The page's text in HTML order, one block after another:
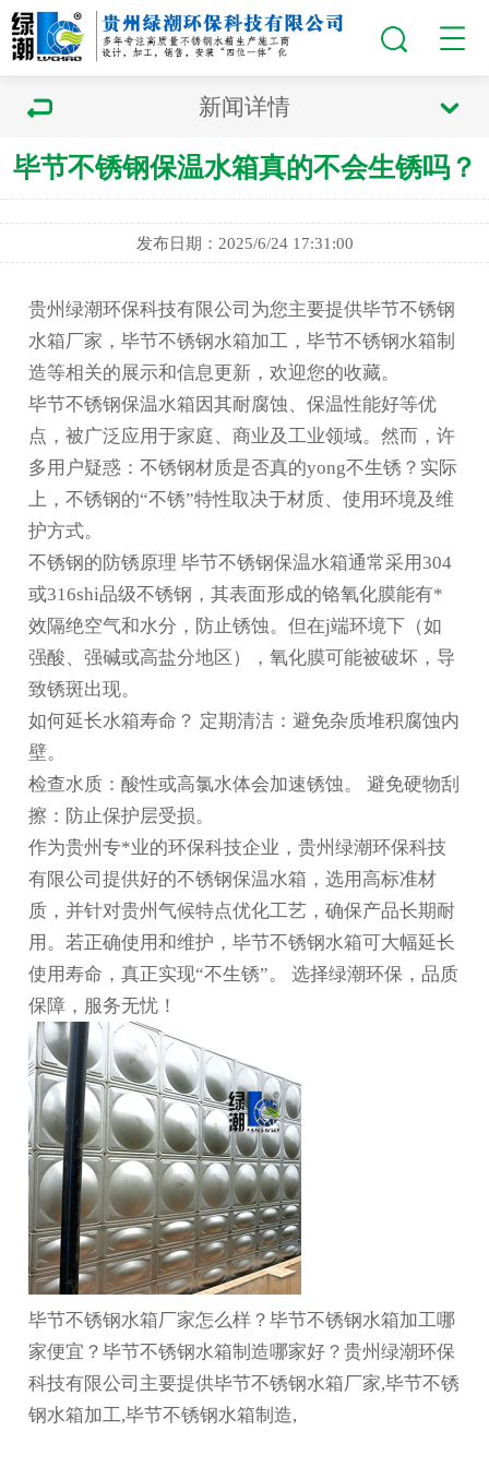
新闻详情
毕节不锈钢保温水箱真的不会生锈吗？
发布日期：2025/6/24 17:31:00
贵州绿潮环保科技有限公司为您主要提供毕节不锈钢
水箱厂家 ，毕节不锈钢水箱加工，毕节不锈钢水箱制
造等相关的展示和信息更新，欢迎您的收藏。
毕节不锈钢保温水箱因其耐腐蚀、保温性能好等优
点，被广泛应用于家庭、商业及工业领域。然而，许
多用户疑惑：不锈钢材质是否真的yong不生锈？实际
上，不锈钢的“不锈”特性取决于材质、使用环境及维
护方式。
不锈钢的防锈原理毕节不锈钢保温水箱通常采用304
或316shi品级不锈钢，其表面形成的铬氧化膜能有*
效隔绝空气和水分，防止锈蚀。但在j端环境下（如
强酸、强碱或高盐分地区），氧化膜可能被破坏，导
致锈斑出现。
如何延长水箱寿命？ 定期清洁：避免杂质堆积腐蚀内
壁。
检查水质：酸性或高氯水体会加速锈蚀。 避免硬物刮
擦：防止保护层受损。
作为贵州专*业的环保科技企业，贵州绿潮环保科技
有限公司提供好的不锈钢保温水箱，选用高标准材
质，并针对贵州气候特点优化工艺，确保产品长期耐
用。若正确使用和维护，毕节不锈钢水箱可大幅延长
使用寿命，真正实现“不生锈”。 选择绿潮环保，品质
保障，服务无忧！
毕节不锈钢水箱厂家怎么样？毕节不锈钢水箱加工哪
家便宜？毕节不锈钢水箱制造哪家好？贵州绿潮环保
科技有限公司主要提供毕节不锈钢水箱厂家,毕节不锈
钢水箱加工,毕节不锈钢水箱制造,